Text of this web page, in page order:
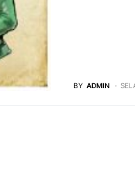
BY ADMIN